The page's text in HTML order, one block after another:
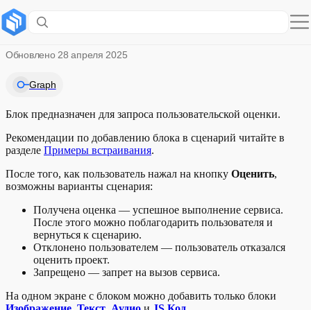
Блок SmartRating
Обновлено 28 апреля 2025
Graph
Блок предназначен для запроса пользовательской оценки.
Рекомендации по добавлению блока в сценарий читайте в
разделе Примеры встраивания.
После того, как пользователь нажал на кнопку Оценить,
возможны варианты сценария:
Получена оценка — успешное выполнение сервиса.
После этого можно поблагодарить пользователя и
вернуться к сценарию.
Отклонено пользователем — пользователь отказался
оценить проект.
Запрещено — запрет на вызов сервиса.
На одном экране с блоком можно добавить только блоки